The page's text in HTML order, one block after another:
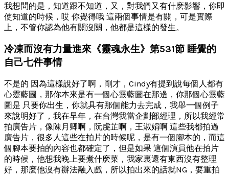
我想問的是，知道跟不知道，又，對我們又有什麽影響，你即
使知道的時候，哎 你覺得哦 這兩個事情是有關，可是實際
上，不管你認為他有關沒關，他都是這樣的發生。
冷凍而沒有力量進來《靈魂永生》第531節 睡覺的
自己七件事情
不是的 因為這樣說好了啊，剛才，Cindy有提到說每個人都有
心靈藍圖，那你本來是有一個心靈藍圖在那邊，你那個心靈藍
圖是 只要你出生，你就具有那個能力去完成，我舉一個例子
來說明好了，我在早年，在台灣我當企劃部經理，所以我經常
拍廣告片，像陳月卿啊，阮虔芷啊，王淑娟啊 這些我都拍過
廣告片，很多人這些在拍片的時候呢，是有一個腳本的，而這
個腳本要拍的內容也都確定了，但是如果 這個演員他在拍片
的時候，他想我晚上要煮什麽菜，我家裏還有東西沒有整理
好，那麽他沒有辦法融入戲，所以拍出來的話就NG，要重拍